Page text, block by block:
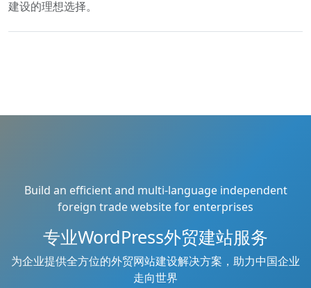
建设的理想选择。
Build an efficient and multi-language independent
foreign trade website for enterprises
专业WordPress外贸建站服务
为企业提供全方位的外贸网站建设解决方案，助力中国企业
走向世界